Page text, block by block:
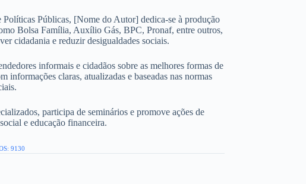
Públicas, [Nome do Autor] dedica-se à produção
Bolsa Família, Auxílio Gás, BPC, Pronaf, entre outros,
cidadania e reduzir desigualdades sociais.
informais e cidadãos sobre as melhores formas de
informações claras, atualizadas e baseadas nas normas
participa de seminários e promove ações de
e educação financeira.
9130